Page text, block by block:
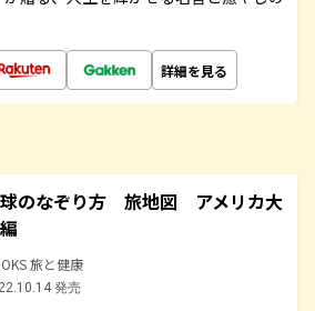
詳細を見る
のなぞり方 旅地図 アメリカ大
旅と健康
発売